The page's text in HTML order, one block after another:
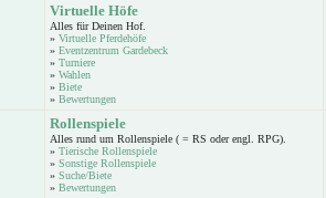
Virtuelle Höfe
Alles für Deinen Hof.
» Virtuelle Pferdehöfe
» Eventzentrum Gardebeck
» Turniere
» Wahlen
» Biete
» Bewertungen
Rollenspiele
Alles rund um Rollenspiele ( = RS oder engl. RPG).
» Tierische Rollenspiele
» Sonstige Rollenspiele
» Suche/Biete
» Bewertungen